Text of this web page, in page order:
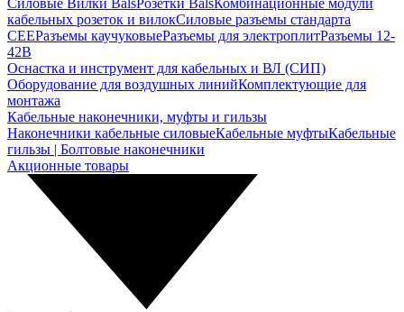
Силовые Вилки BalsРозетки BalsКомбинационные модули
кабельных розеток и вилокСиловые разъемы стандарта
CEEРазъемы каучуковыеРазъемы для электроплитРазъемы 12-
42В
Оснастка и инструмент для кабельных и ВЛ (СИП)
Оборудование для воздушных линийКомплектующие для
монтажа
Кабельные наконечники, муфты и гильзы
Наконечники кабельные силовыеКабельные муфтыКабельные
гильзы | Болтовые наконечники
Акционные товары